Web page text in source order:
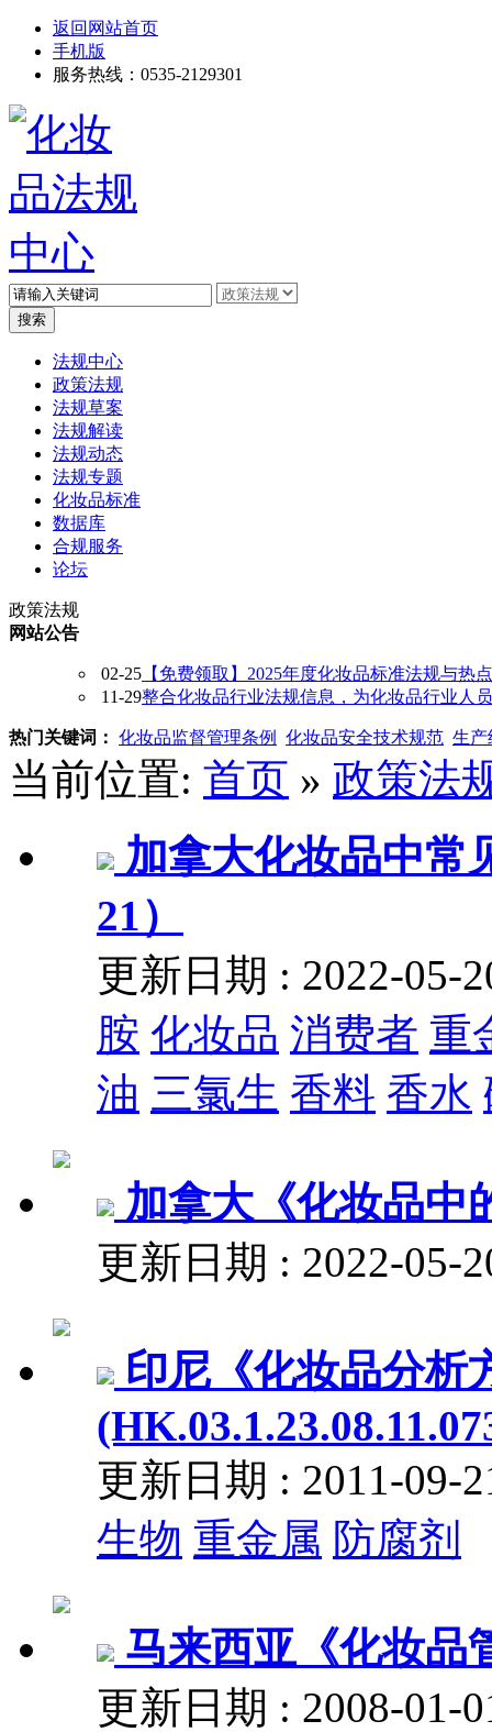
返回网站首页
手机版
服务热线：0535-2129301
法规中心
政策法规
法规草案
法规解读
法规动态
法规专题
化妆品标准
数据库
合规服务
论坛
政策法规
网站公告
02-25 【免费领取】2025年度化妆品标准法规与热
11-29整合化妆品行业法规信息，为化妆品行业人
热门关键词： 化妆品监督管理条例 化妆品安全技术规范 生产
当前位置: 首页 » 政策法
加拿大化妆品中常
21）
更新日期 : 2022-05-
胺 化妆品 消费者 重
油 三氯生 香料 香水
加拿大《化妆品中
更新日期 : 2022-05-
印尼《化妆品分析
更新日期 : 2011-09-
生物 重金属 防腐剂
马来西亚《化妆品
更新日期 : 2008-01-